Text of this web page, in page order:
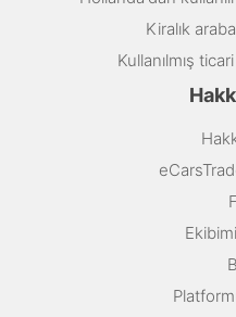
Kiralık
Kullanılmış